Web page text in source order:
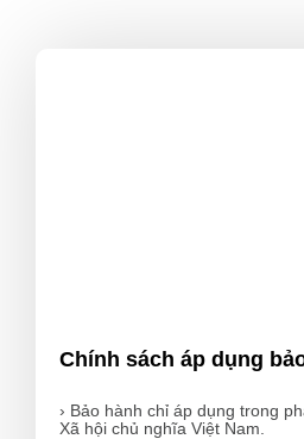
Chính sách áp dụng
› Bảo hành chỉ áp dụng trong
Xã hội chủ nghĩa Việt Nam.